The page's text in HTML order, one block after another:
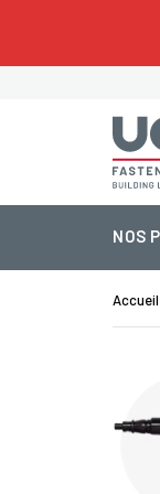
NOS
Accueil